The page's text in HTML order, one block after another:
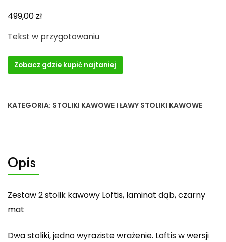
499,00zł
Tekst w przygotowaniu
Zobacz gdzie kupić najtaniej
KATEGORIA: STOLIKI KAWOWE I ŁAWY STOLIKI KAWOWE
Opis
Zestaw 2 stolik kawowy Loftis, laminat dąb, czarny
mat
Dwa stoliki, jedno wyraziste wrażenie. Loftis w wersji